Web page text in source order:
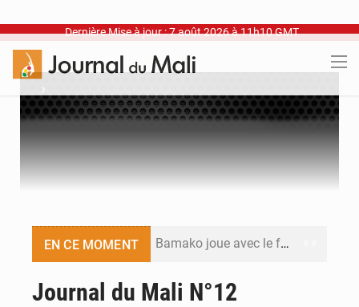
Dernière Mise à jour : 7 août 2026 à 11h10 GMT
›
EN CE MOMENT Bamako joue avec le feu
Journal du Mali N°12